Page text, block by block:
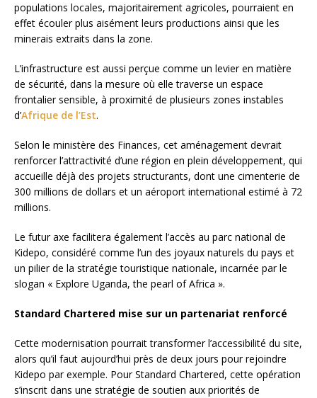
populations locales, majoritairement agricoles, pourraient en
effet écouler plus aisément leurs productions ainsi que les
minerais extraits dans la zone.
L’infrastructure est aussi perçue comme un levier en matière
de sécurité, dans la mesure où elle traverse un espace
frontalier sensible, à proximité de plusieurs zones instables
d’Afrique de l’Est.
Selon le ministère des Finances, cet aménagement devrait
renforcer l’attractivité d’une région en plein développement, qui
accueille déjà des projets structurants, dont une cimenterie de
300 millions de dollars et un aéroport international estimé à 72
millions.
Le futur axe facilitera également l’accès au parc national de
Kidepo, considéré comme l’un des joyaux naturels du pays et
un pilier de la stratégie touristique nationale, incarnée par le
slogan « Explore Uganda, the pearl of Africa ».
Standard Chartered mise sur un partenariat renforcé
Cette modernisation pourrait transformer l’accessibilité du site,
alors qu’il faut aujourd’hui près de deux jours pour rejoindre
Kidepo par exemple. Pour Standard Chartered, cette opération
s’inscrit dans une stratégie de soutien aux priorités de